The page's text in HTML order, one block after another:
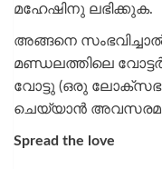
മഹേഷിനു ലഭിക്കുക.
അങ്ങനെ
മണ്ഡലത്തിലെ
വോട്ടു (ഒരു ലോക്സഭാ
ചെയ്യാൻ
Spread the love